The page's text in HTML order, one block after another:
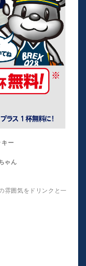
雰囲気をドリンクと一